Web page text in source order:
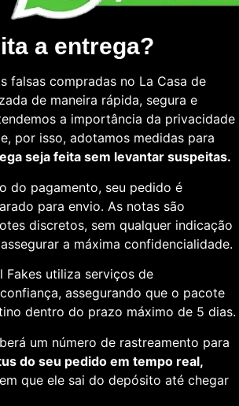
a entrega?
falsas compradas no La Casa de
de maneira rápida, segura e
a importância da privacidade
por isso, adotamos medidas para
seja feita sem levantar suspeitas.
do pagamento, seu pedido é
para envio. As notas são
discretos, sem qualquer indicação
a máxima confidencialidade.
Fakes utiliza serviços de
assegurando que o pacote
dentro do prazo máximo de 5 dias.
um número de rastreamento para
do seu pedido em tempo real,
que ele sai do depósito até chegar